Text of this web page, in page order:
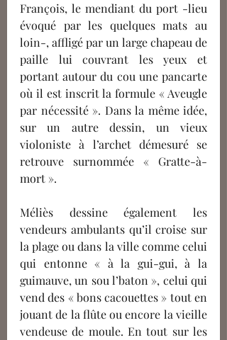
François, le mendiant du port -lieu
évoqué par les quelques mats au
loin-, affligé par un large chapeau de
paille lui couvrant les yeux et
portant autour du cou une pancarte
où il est inscrit la formule « Aveugle
par nécessité ». Dans la même idée,
sur un autre dessin, un vieux
violoniste à l’archet démesuré se
retrouve surnommée « Gratte-à-
mort ».
Méliès dessine également les
vendeurs ambulants qu’il croise sur
la plage ou dans la ville comme celui
qui entonne « à la gui-gui, à la
guimauve, un sou l’baton », celui qui
vend des « bons cacouettes » tout en
jouant de la flûte ou encore la vieille
vendeuse de moule. En tout sur les